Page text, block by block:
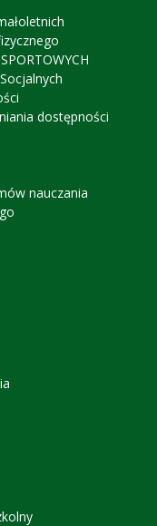
dostępności
nauczania